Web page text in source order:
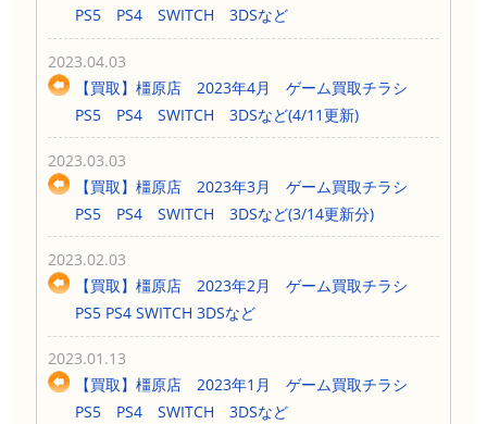
PS5 PS4 SWITCH 3DSなど
2023.04.03
【買取】橿原店 2023年4月 ゲーム買取チラシ
PS5 PS4 SWITCH 3DSなど(4/11更新)
2023.03.03
【買取】橿原店 2023年3月 ゲーム買取チラシ
PS5 PS4 SWITCH 3DSなど(3/14更新分)
2023.02.03
【買取】橿原店 2023年2月 ゲーム買取チラシ
PS5 PS4 SWITCH 3DSなど
2023.01.13
【買取】橿原店 2023年1月 ゲーム買取チラシ
PS5 PS4 SWITCH 3DSなど